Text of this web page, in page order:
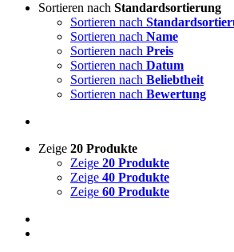
Sortieren nach Standardsortierung
Sortieren nach
Sortieren nach Name
Sortieren nach Preis
Sortieren nach Datum
Sortieren nach Beliebtheit
Sortieren nach Bewertung
Zeige 20 Produkte
Zeige 20 Produkte
Zeige 40 Produkte
Zeige 60 Produkte